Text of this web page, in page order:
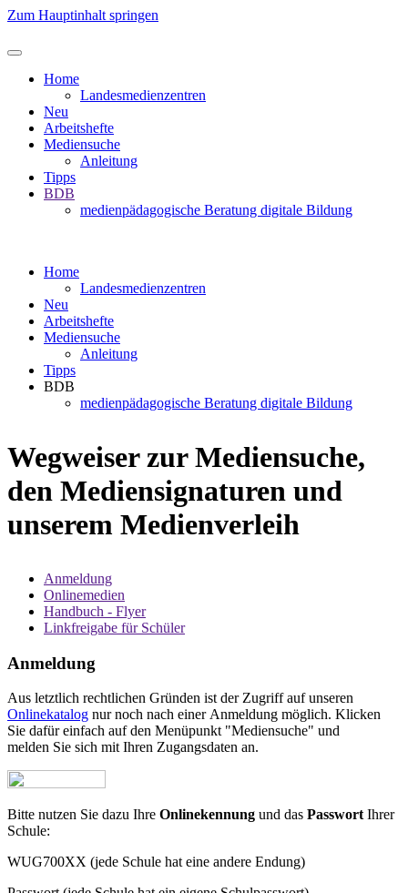
Zum Hauptinhalt springen
Home
Landesmedienzentren
Neu
Arbeitshefte
Mediensuche
Anleitung
Tipps
BDB
medienpädagogische Beratung digitale Bildung
Home
Landesmedienzentren
Neu
Arbeitshefte
Mediensuche
Anleitung
Tipps
BDB
medienpädagogische Beratung digitale Bildung
Wegweiser zur Mediensuche,
den Mediensignaturen und
unserem Medienverleih
Anmeldung
Onlinemedien
Handbuch - Flyer
Linkfreigabe für Schüler
Anmeldung
Aus letztlich rechtlichen Gründen ist der Zugriff auf unseren
Onlinekatalog nur noch nach einer Anmeldung möglich. Klicken
Sie dafür einfach auf den Menüpunkt "Mediensuche" und
melden Sie sich mit Ihren Zugangsdaten an.
Bitte nutzen Sie dazu Ihre Onlinekennung und das PasswortIhrer
Schule:
WUG700XX (jede Schule hat eine andere Endung)